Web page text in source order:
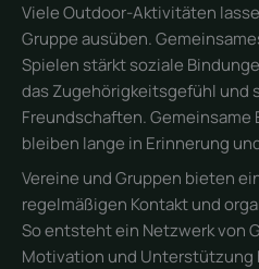
Viele Outdoor-Aktivitäten
Gruppe ausüben.
Spielen stärkt soziale
das Zugehörigkeitsgefühl und
Freundschaften. Gemeinsame
bleiben lange in Erinnerung
Vereine und Gruppen bieten
regelmäßigen Kontakt und
So entsteht ein Netzwerk von
Motivation und Unterstützung